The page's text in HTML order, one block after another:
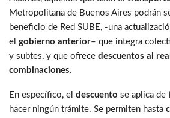
Metropolitana de Buenos Aires podrán
beneficio de Red SUBE, -una
el gobierno anterior– que integra
y subtes, y que ofrece descuentos al
combinaciones.
En específico, el descuento se aplica de
hacer ningún trámite. Se permiten hasta